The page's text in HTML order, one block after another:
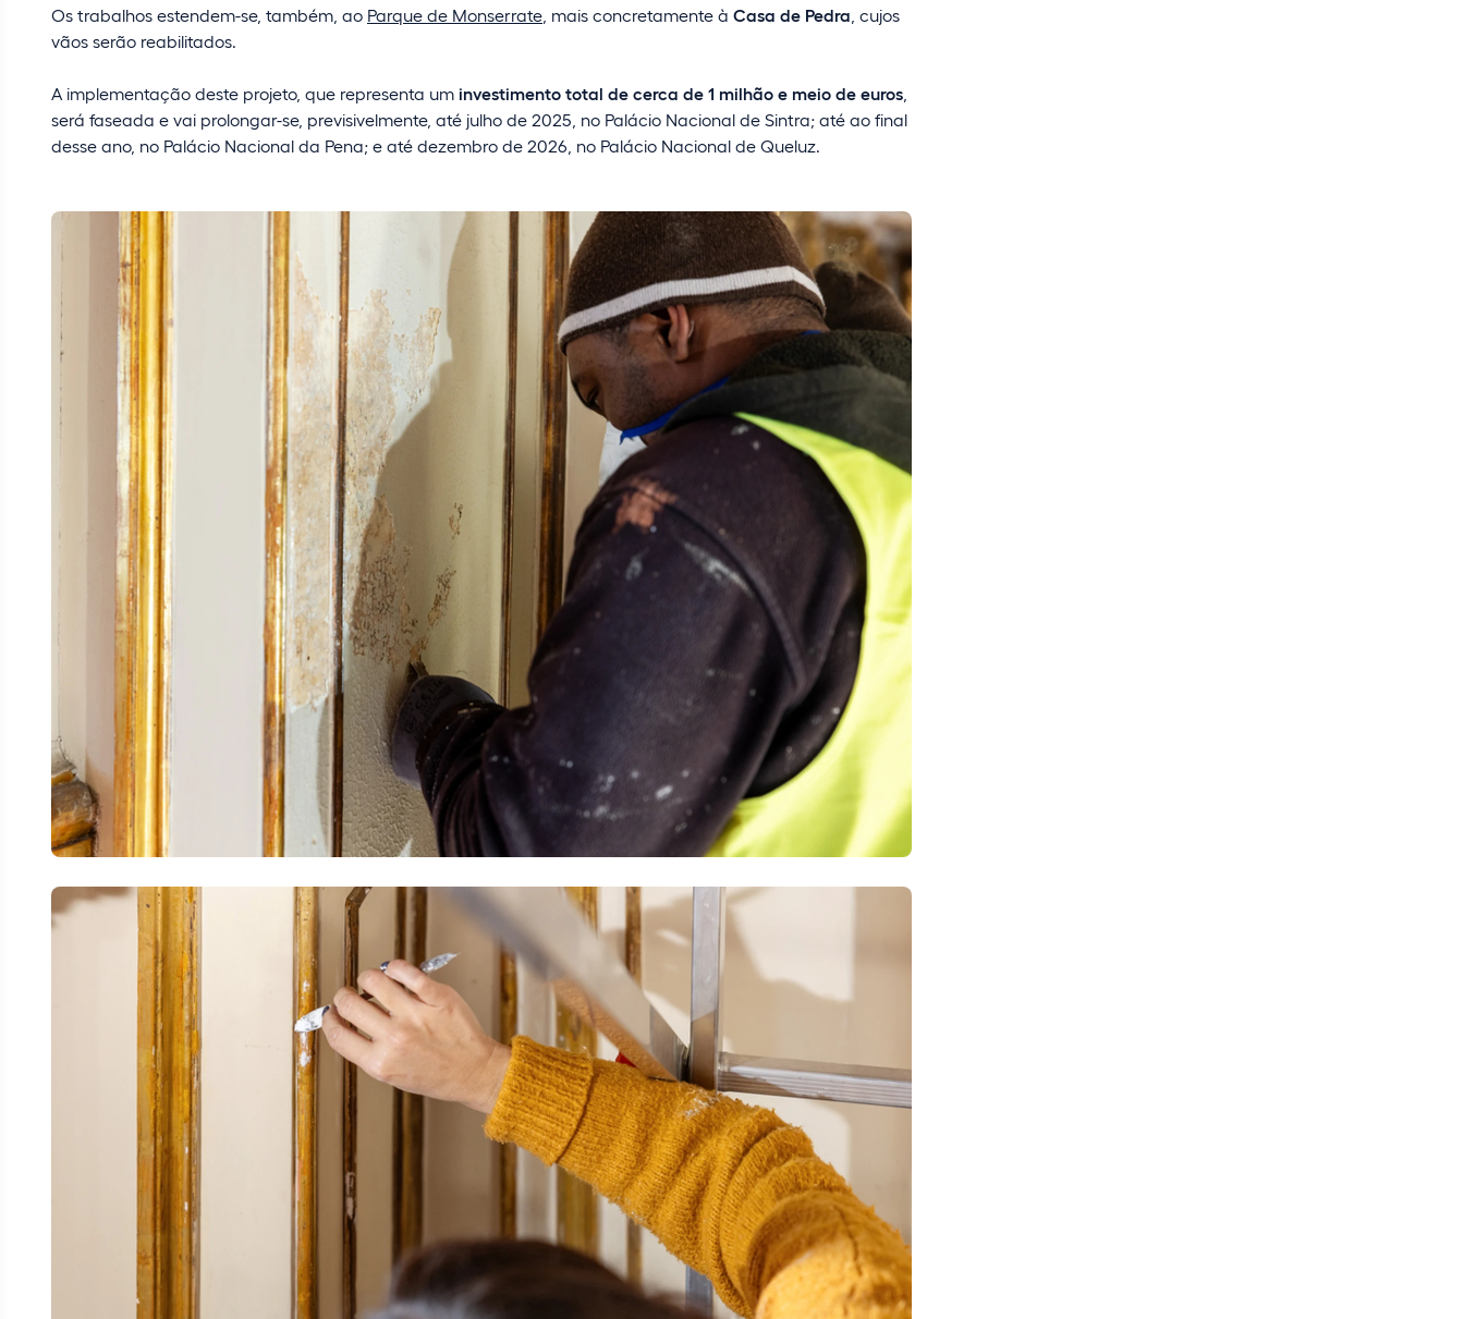
Os trabalhos estendem-se, também, ao Parque de Monserrate , mais concretamente à Casa de Pedra , cujos
vãos serão reabilitados.
A implementação deste projeto, que representa um investimento total de cerca de 1 milhão e meio de euros
será faseada e vai prolongar-se, previsivelmente, até julho de 2025, no Palácio Nacional de Sintra; até ao final
desse ano, no Palácio Nacional da Pena; e até dezembro de 2026, no Palácio Nacional de Queluz.